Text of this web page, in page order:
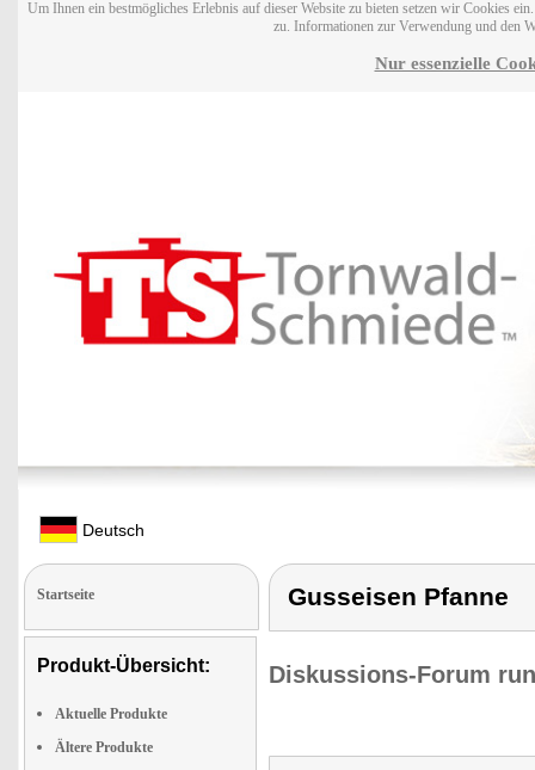
Um Ihnen ein bestmögliches Erlebnis auf dieser Website zu bieten setzen wir Cookies
zu. Informationen zur Verwendung und den
Nur essenzielle
Deutsch
Startseite
Produkt-Übersicht:
Aktuelle Produkte
Ältere Produkte
Gusseisen Pfanne
Diskussions-Forum